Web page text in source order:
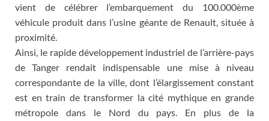
vient de célébrer l’embarquement du 100.000ème
véhicule produit dans l’usine géante de Renault, située à
proximité.
Ainsi, le rapide développement industriel de l’arrière-pays
de Tanger rendait indispensable une mise à niveau
correspondante de la ville, dont l’élargissement constant
est en train de transformer la cité mythique en grande
métropole dans le Nord du pays. En plus de la